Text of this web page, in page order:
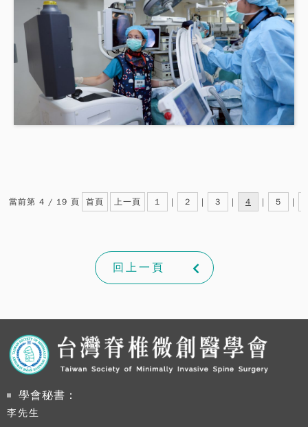
當前第 4 / 19 頁 首頁 上一頁 1 | 2 | 3 | 4 | 5 |
回上一頁
學會秘書：
李先生